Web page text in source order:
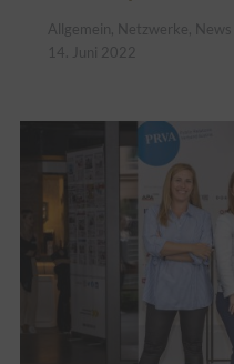
Allgemein, Netzwerke, News
14. Juni 2022